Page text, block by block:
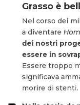
Grasso è
Nel corso dei
a diventare
dei nostri
essere in
Essere troppo
significava
morire di stenti.